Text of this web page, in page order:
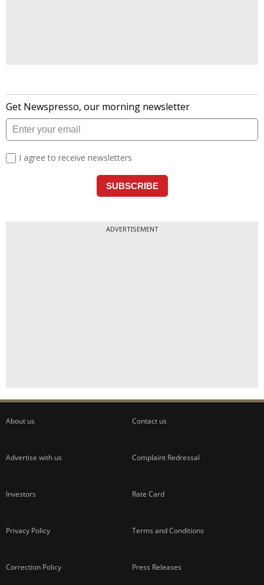
ADVERTISEMENT
About us Contact us
Advertise with us Complaint Redressal
Investors Rate Card
Privacy Policy Terms and Conditions
Correction Policy Press Releases